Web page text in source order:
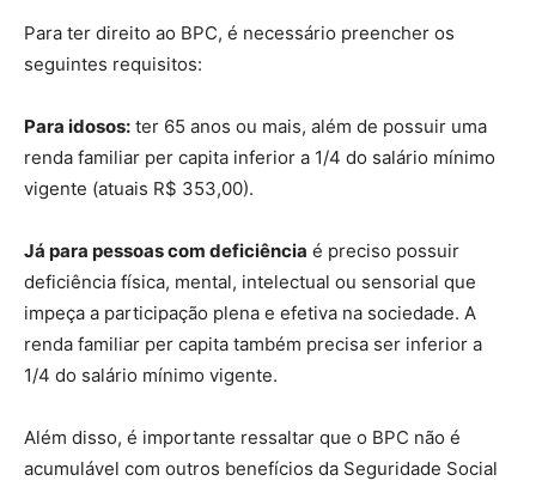
Para ter direito ao BPC, é necessário preencher os
seguintes requisitos:
Para idosos: ter 65 anos ou mais, além de possuir uma
renda familiar per capita inferior a 1/4 do salário mínimo
vigente (atuais R$ 353,00).
Já para pessoas com deficiência é preciso possuir
deficiência física, mental, intelectual ou sensorial que
impeça a participação plena e efetiva na sociedade. A
renda familiar per capita também precisa ser inferior a
1/4 do salário mínimo vigente.
Além disso, é importante ressaltar que o BPC não é
acumulável com outros benefícios da Seguridade Social